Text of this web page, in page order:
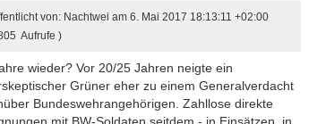
von: Nachtwei am 6. Mai 2017 18:13:11 +02:00
Aufrufe )
wieder? Vor 20/25 Jahren neigte ein
Grüner eher zu einem Generalverdacht
Bundeswehrangehörigen. Zahllose direkte
mit BW-Soldaten seitdem - in Einsätzen, in